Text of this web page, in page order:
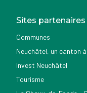
Sites partenaires
Communes
Neuchâtel, un canton
Invest Neuchâtel
Tourisme